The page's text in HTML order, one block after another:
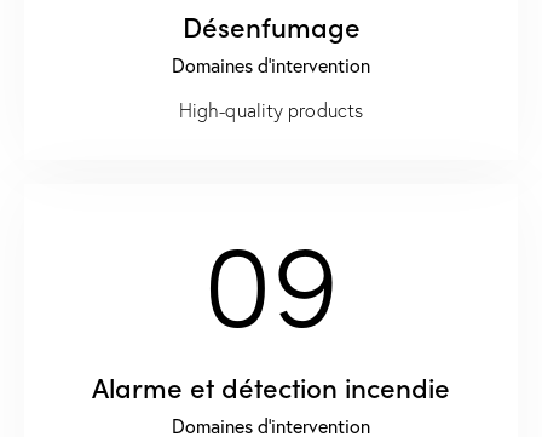
Désenfumage
Domaines d'intervention
High-quality products
09
Alarme et détection incendie
Domaines d'intervention